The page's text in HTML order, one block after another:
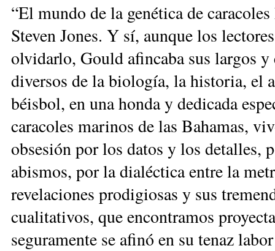
“El mundo de la genética de
Steven Jones. Y sí, aunque los
olvidarlo, Gould afincaba sus largos
diversos de la biología, la historia, el
béisbol, en una honda y dedicada
caracoles marinos de las Bahamas,
obsesión por los datos y los detalles,
abismos, por la dialéctica entre la
revelaciones prodigiosas y sus
cualitativos, que encontramos
seguramente se afinó en su tenaz